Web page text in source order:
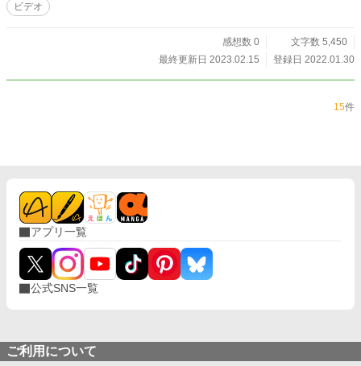
ビデオ
感想数 0
文字数 5,450
最終更新日 2023.02.15
登録日 2022.01.30
15件
アプリ一覧
公式SNS一覧
ご利用について